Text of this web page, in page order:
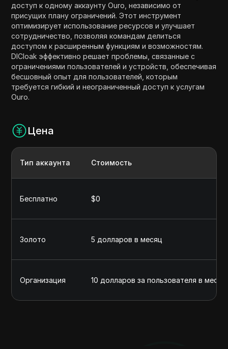
доступ к одному аккаунту Ouro, независимо от
присущих плану ограничений. Этот инструмент
оптимизирует использование ресурсов и улучшает
сотрудничество, позволяя командам делиться
доступом к расширенным функциям и возможностям.
DICloak эффективно решает проблемы, связанные с
ограничениями пользователей и устройств, обеспечивая
бесшовный опыт для пользователей, которым
требуется гибкий и неограниченный доступ к услугам
Ouro.
Цена
Тип аккаунта Стоимость
Бесплатно $0
Золото 5 долларов в месяц
Организация 10 долларов за пользователя в месяц